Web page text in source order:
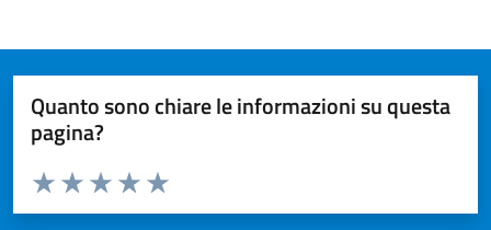
Quanto sono chiare le informazioni su questa
pagina?
Valuta da 1 a 5 stelle la pagina
Valuta 5 stelle su 5
Valuta 4 stelle su 5
Valuta 3 stelle su 5
Valuta 2 stelle su 5
Valuta 1 stelle su 5